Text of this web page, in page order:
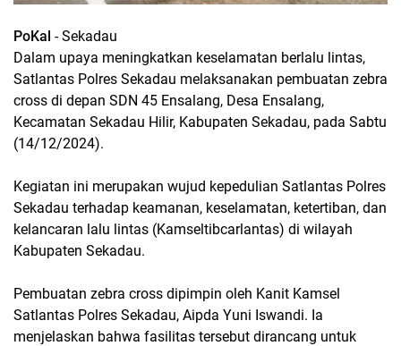
PoKal - Sekadau
Dalam upaya meningkatkan keselamatan berlalu lintas,
Satlantas Polres Sekadau melaksanakan pembuatan zebra
cross di depan SDN 45 Ensalang, Desa Ensalang,
Kecamatan Sekadau Hilir, Kabupaten Sekadau, pada Sabtu
(14/12/2024).
Kegiatan ini merupakan wujud kepedulian Satlantas Polres
Sekadau terhadap keamanan, keselamatan, ketertiban, dan
kelancaran lalu lintas (Kamseltibcarlantas) di wilayah
Kabupaten Sekadau.
Pembuatan zebra cross dipimpin oleh Kanit Kamsel
Satlantas Polres Sekadau, Aipda Yuni Iswandi. Ia
menjelaskan bahwa fasilitas tersebut dirancang untuk